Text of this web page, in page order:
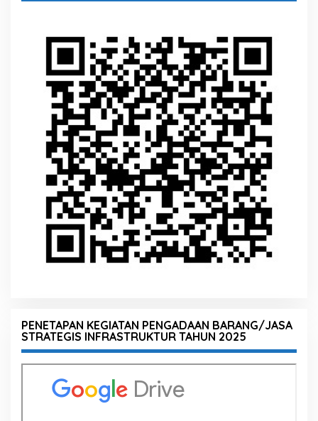
PENETAPAN KEGIATAN PENGADAAN BARANG/JASA
STRATEGIS INFRASTRUKTUR TAHUN 2025